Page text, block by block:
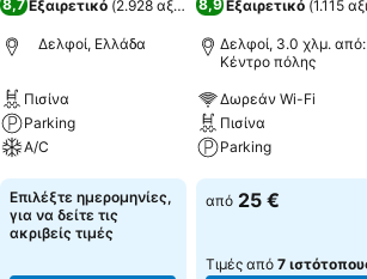
8,7 Εξαιρετικό (2.928 αξιολογήσεις)
Δελφοί, Ελλάδα
Πισίνα
Parking
A/C
Εμφάνιση τιμών
Επιλέξτε ημερομηνίες,
για να δείτε τις
ακριβείς τιμές
8,9 Εξαιρετικό (1.115
Δελφοί, 3.0 χλμ. από:
Κέντρο πόλης
Δωρεάν Wi-Fi
Πισίνα
Parking
Εμφάνιση τιμών
από 25 €
Τιμές από 7